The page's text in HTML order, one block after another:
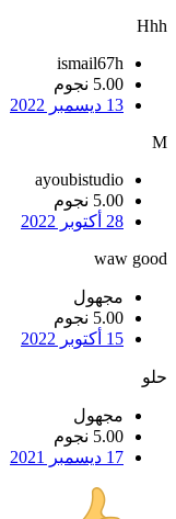
Hhh
ismail67h
5.00 نجوم
13 ديسمبر 2022
M
ayoubistudio
5.00 نجوم
28 أكتوبر 2022
waw good
مجهول
5.00 نجوم
15 أكتوبر 2022
حلو
مجهول
5.00 نجوم
17 ديسمبر 2021